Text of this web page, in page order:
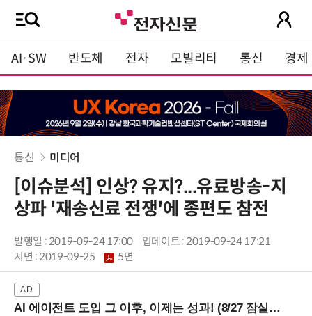
AI·SW 반도체 전자 모빌리티 통신 경제
통신 미디어
[이슈분석] 인상? 유지?...유료방송-지
상파 '재송신료 전쟁'에 종편도 참전
발행일 : 2019-09-24 17:00
업데이트 : 2019-09-24 17:21
지면 :2019-09-25 5면
AI 에이전트 도입 그 이후, 이제는 성과! (8/27 잠실역)